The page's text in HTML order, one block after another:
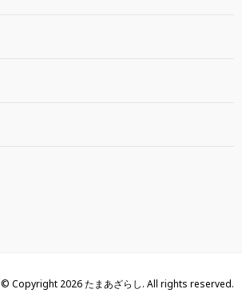
© Copyright 2026 たまあざらし. All rights reserved.